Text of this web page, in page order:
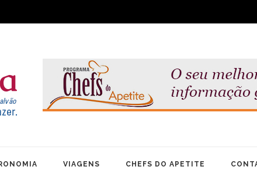
VIAGENS CHEFS DO APETITE